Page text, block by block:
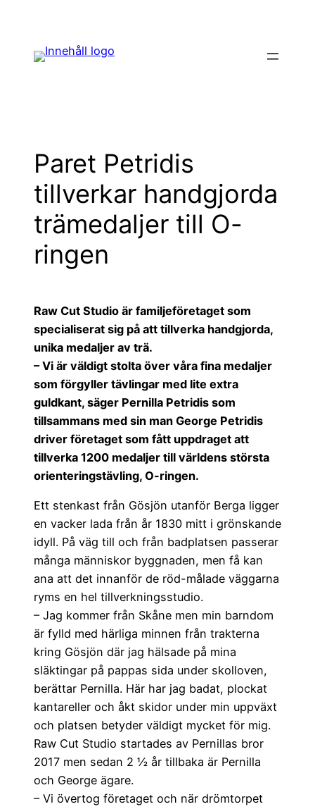
innehåll
Paret Petridis
tillverkar handgjorda
trämedaljer till O-
ringen
Raw Cut Studio är familjeföretaget som
specialiserat sig på att tillverka handgjorda,
unika medaljer av trä.
– Vi är väldigt stolta över våra fina medaljer
som förgyller tävlingar med lite extra
guldkant, säger Pernilla Petridis som
tillsammans med sin man George Petridis
driver företaget som fått uppdraget att
tillverka 1200 medaljer till världens största
orienteringstävling, O-ringen.
Ett stenkast från Gösjön utanför Berga ligger
en vacker lada från år 1830 mitt i grönskande
idyll. På väg till och från badplatsen passerar
många människor byggnaden, men få kan
ana att det innanför de röd-målade väggarna
ryms en hel tillverkningsstudio.
– Jag kommer från Skåne men min barndom
är fylld med härliga minnen från trakterna
kring Gösjön där jag hälsade på mina
släktingar på pappas sida under skolloven,
berättar Pernilla. Här har jag badat, plockat
kantareller och åkt skidor under min uppväxt
och platsen betyder väldigt mycket för mig.
Raw Cut Studio startades av Pernillas bror
2017 men sedan 2 ½ år tillbaka är Pernilla
och George ägare.
– Vi övertog företaget och när drömtorpet